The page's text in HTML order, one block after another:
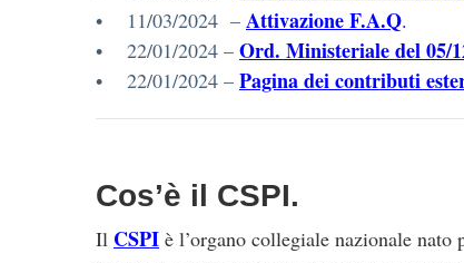
• 11/03/2024 – Attivazione F.A.Q.
• 22/01/2024 – Ord. Ministeriale del 05/
• 22/01/2024 – Pagina dei contributi
Cos’è il CSPI.
Il CSPI è l’organo collegiale nazionale